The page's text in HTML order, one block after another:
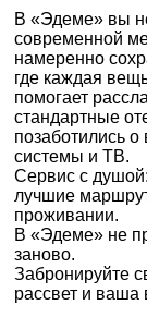
В «Эдеме» вы
современной
намеренно
где каждая
помогает
стандартные
позаботились
системы и ТВ.
Сервис с
лучшие
проживании.
В «Эдеме» не
заново.
Забронируйте
рассвет и ваша